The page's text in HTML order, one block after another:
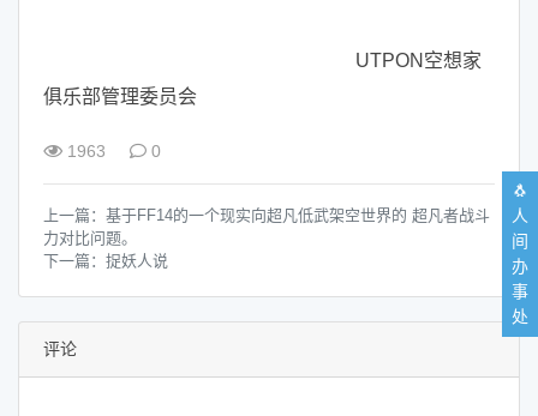
UTPON空想家
俱乐部管理委员会
1963 0
上一篇： 基于FF14的一个现实向超凡低武架空世界的 超凡者战斗
力对比问题。
下一篇： 捉妖人说
评论
🐧
人
间
办
事
处